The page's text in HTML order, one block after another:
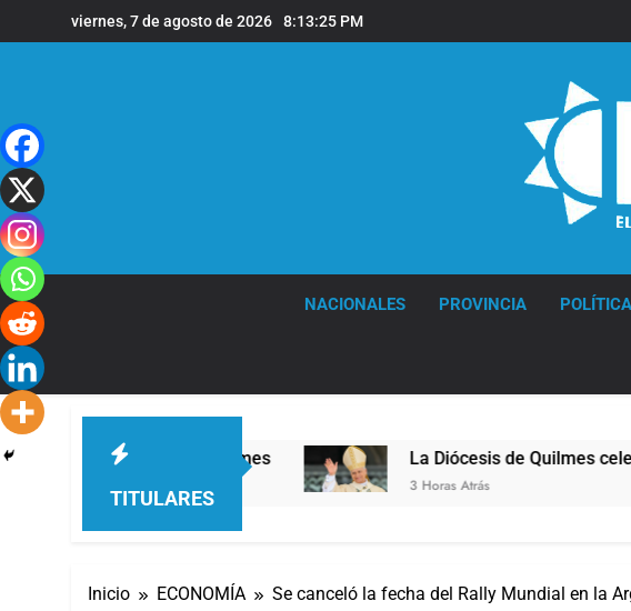
al
viernes, 7 de agosto de 2026 8:13:26 PM
NACIONALES PROVINCIA POLÍTICA
TITULARES
en la sede de Quilmes La Diócesis de Quilmes celebró
3 Horas Atrás
Inicio ECONOMÍA Se canceló la fecha del Rally Mundial en la